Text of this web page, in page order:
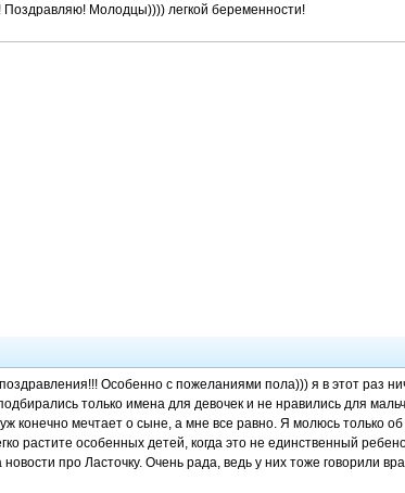
Поздравляю! Молодцы)))) легкой беременности!
Особенно с пожеланиями пола))) я в этот раз
только имена для девочек и не нравились для
конечно мечтает о сыне, а мне все равно. Я молюсь только
растите особенных детей, когда это не единственный
новости про Ласточку. Очень рада, ведь у них тоже говорили